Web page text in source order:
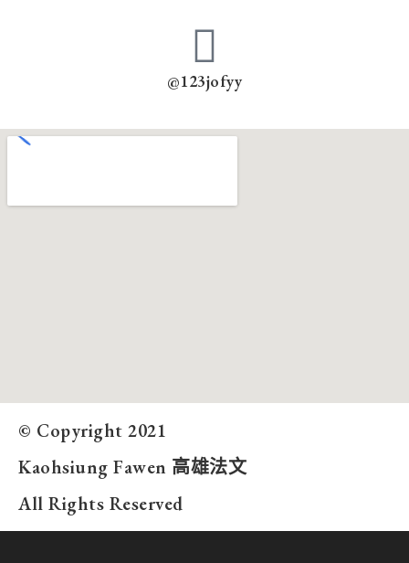
@123jofyy
© Copyright 2021
Kaohsiung Fawen 高雄法文
All Rights Reserved